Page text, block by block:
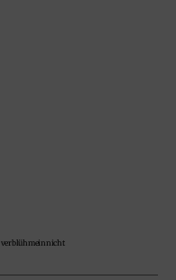
verblühmeinnicht